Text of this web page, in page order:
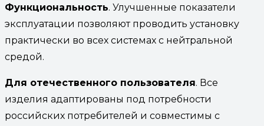
Функциональность. Улучшенные показатели
эксплуатации позволяют проводить установку
практически во всех системах с нейтральной
средой.
Для отечественного пользователя. Все
изделия адаптированы под потребности
российских потребителей и совместимы с